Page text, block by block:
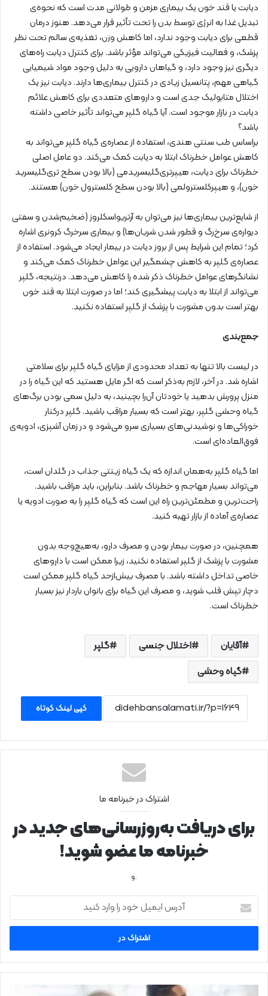
دیابت یا قند خون یک بیماری مزمن و طولانی مدت است که نحوه‌ی
تبدیل غذا به انرژی توسط بدن را تحت تأثیر قرار می‌دهد. هنوز درمان
قطعی برای دیابت وجود ندارد، اما کاهش وزن، تغذیه‌ی سالم تحت نظر
پزشک، و فعالیت فیزیکی می‌تواند مؤثر باشد. برای کنترل دیابت راه‌های
دیگری نیز وجود دارد، و گیاهان دارویی به دلیل وجود مواد شیمیایی
گیاهی مهم، پتانسیل زیادی در کنترل بیماری‌ها دارند. دیابت نیز یک
اختلال متابولیک جدی است و داروهای متعددی برای کاهش علائم
دیابت در بازار موجود است. آیا گیاه گلپر می‌تواند تأثیر خاصی داشته
باشد؟
براساس طب سنتی هندی، استفاده از عصاره‌ی گیاه گلپر می‌تواند به
کاهش عوامل خطرناک ابتلا به دیابت کمک می‌کند. دو عامل اصلی
خطرناک برای دیابت، هیپرتری‌گلیسریدمی (بالا بودن سطح تری‌گلیسرید
خون)، و هیپرکلسترولمی (بالا بودن سطح کلسترول خون) هستند.
از شایع‌ترین بیماری‌ها نیز می‌توان به آرتریواسکلروز (ضخیم‌شدن و سفتی
دیواره‌ی سرخ‌رگ و قطور شدن شریان‌ها) و بیماری سرخرگ کرونری اشاره
کرد؛ تمام این شرایط پس از بروز دیابت در بیمار ایجاد می‌شود. استفاده از
عصاره‌ی گلپر به کاهش چشمگیر این عوامل خطرناک کمک می‌کند و
نشانگرهای عوامل خطرناک ذکر شده را کاهش می‌دهد. درنتیجه، گلپر
می‌تواند از ابتلا به دیابت پیشگیری کند؛ اما در صورت ابتلا به قند خون
بهتر است بدون مشورت با پزشک از گلپر استفاده نکنید.
جمع‌بندی
در لیست بالا تنها به تعداد محدودی از مزایای گیاه گلپر برای سلامتی
اشاره شد. در آخر، لازم به‌ذکر است که اگر مایل هستید که این گیاه را در
منزل پرورش بدهید یا خودتان آن‌را بچینید، به دلیل سمی بودن برگ‌های
گیاه وحشی گلپر، بهتر است که بسیار مراقب باشید. گلپر درکنار
خوراکی‌ها و نوشیدنی‌های بسیاری سرو می‌شود و در زمان آشپزی، ادویه‌ی
فوق‌العاده‌ای است.
اما گیاه گلپر به‌همان اندازه که یک گیاه زینتی جذاب در گلدان است،
می‌تواند بسیار مهاجم و خطرناک باشد. بنابراین، باید مراقب باشید.
راحت‌ترین و مطمئن‌ترین راه این است که گیاه گلپر را به صورت ادویه یا
عصاره‌ی آماده از بازار تهیه کنید.
همچنین،‌ در صورت بیمار بودن و مصرف دارو، به‌هیچ‌وجه بدون
مشورت با پزشک از گلپر استفاده نکنید،‌ زیرا ممکن است با داروهای
خاصی تداخل داشته باشد. با مصرف بیش‌ازحد گیاه گلپر ممکن است
دچار تپش قلب شوید، و مصرف این گیاه برای بانوان باردار نیز بسیار
خطرناک است.
آقایان اختلال جنسی
گلپر
گیاه وحشی
کپی لینک کوتاه
اشتراک در خبرنامه ما
برای دریافت به‌روزرسانی‌های جدید در
خبرنامه ما عضو شوید!
.و
ر
ا
ی
م